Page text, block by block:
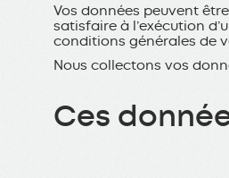
Vos données peuvent
satisfaire à l’exécution
conditions générales de
Nous collectons vos
Ces